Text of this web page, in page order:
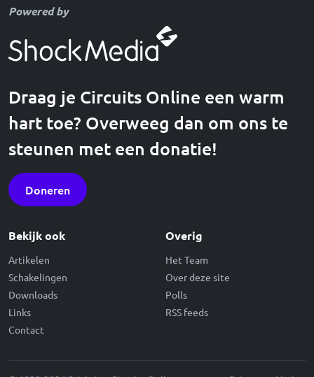
Powered by
Draag je Circuits Online een warm
hart toe? Overweeg dan om ons te
steunen met een donatie!
Doneren
Bekijk ook
Artikelen
Schakelingen
Downloads
Links
Contact
Overig
Het Team
Over deze site
Polls
RSS feeds